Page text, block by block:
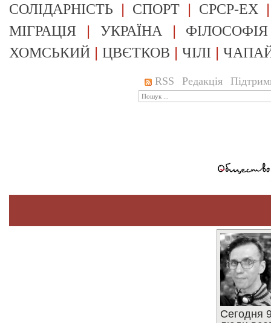
СОЛІДАРНІСТЬ | СПОРТ | СРСР-EX
МІГРАЦІЯ | УКРАЇНА | ФІЛОСОФІЯ
ХОМСЬКИЙ | ЦВЄТКОВ | ЧІЛІ |
RSS Редакція
Сегодня